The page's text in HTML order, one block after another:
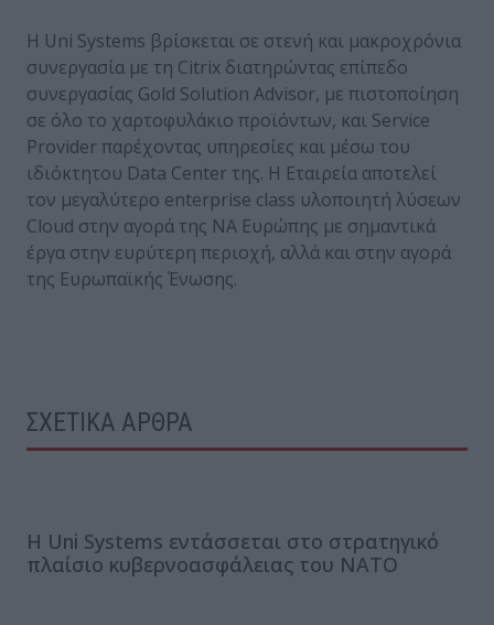
Η Uni Systems βρίσκεται σε στενή και μακροχρόνια
συνεργασία με τη Citrix διατηρώντας επίπεδο
συνεργασίας Gold Solution Advisor, με πιστοποίηση
σε όλο το χαρτοφυλάκιο προϊόντων, και Service
Provider παρέχοντας υπηρεσίες και μέσω του
ιδιόκτητου Data Center της. Η Εταιρεία αποτελεί
τον μεγαλύτερο enterprise class υλοποιητή λύσεων
Cloud στην αγορά της ΝΑ Ευρώπης με σημαντικά
έργα στην ευρύτερη περιοχή, αλλά και στην αγορά
της Ευρωπαϊκής Ένωσης.
ΣΧΕΤΙΚΑ ΑΡΘΡΑ
Η Uni Systems εντάσσεται στο στρατηγικό
πλαίσιο κυβερνοασφάλειας του ΝΑΤΟ